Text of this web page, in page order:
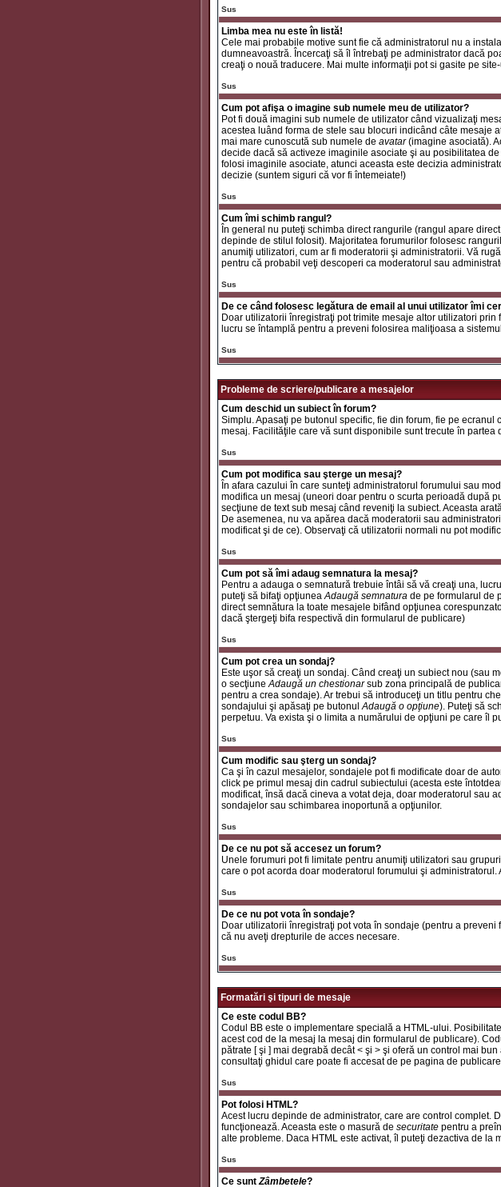
Sus
Limba mea nu este în listă!
Cele mai probabile motive sunt fie că administratorul nu a
dumneavoastră. Încercaţi să îl întrebaţi pe administrator dacă
creaţi o nouă traducere. Mai multe informaţii pot si gasite pe
Sus
Cum pot afişa o imagine sub numele meu de utilizator?
Pot fi două imagini sub numele de utilizator când vizualizaţi
acestea luând forma de stele sau blocuri indicând câte mesaje
mai mare cunoscută sub numele de avatar(imagine asociată).
decide dacă să activeze imaginile asociate şi au posibilitatea
folosi imaginile asociate, atunci aceasta este decizia
decizie (suntem siguri că vor fi întemeiate!)
Sus
Cum îmi schimb rangul?
În general nu puteţi schimba direct rangurile (rangul apare
depinde de stilul folosit). Majoritatea forumurilor folosesc
anumiţi utilizatori, cum ar fi moderatorii şi administratorii. Vă
pentru că probabil veţi descoperi ca moderatorul sau
Sus
De ce când folosesc legătura de email al unui utilizator îmi
Doar utilizatorii înregistraţi pot trimite mesaje altor utilizatori
lucru se întamplă pentru a preveni folosirea maliţioasa a
Sus
Probleme de scriere/publicare a mesajelor
Cum deschid un subiect în forum?
Simplu. Apasaţi pe butonul specific, fie din forum, fie pe
mesaj. Facilităţile care vă sunt disponibile sunt trecute în partea
Sus
Cum pot modifica sau şterge un mesaj?
În afara cazului în care sunteţi administratorul forumului sau
modifica un mesaj (uneori doar pentru o scurta perioadă după
secţiune de text sub mesaj când reveniţi la subiect. Aceasta
De asemenea, nu va apărea dacă moderatorii sau
modificat şi de ce). Observaţi că utilizatorii normali nu pot
Sus
Cum pot să îmi adaug semnatura la mesaj?
Pentru a adauga o semnatură trebuie întâi să vă creaţi una,
puteţi să bifaţi opţiuneaAdaugă semnatura de pe formularul de
direct semnătura la toate mesajele bifând opţiunea
dacă ştergeţi bifa respectivă din formularul de publicare)
Sus
Cum pot crea un sondaj?
Este uşor să creaţi un sondaj. Când creaţi un subiect nou (sau
o secţiuneAdaugă un chestionarsub zona principală de
pentru a crea sondaje). Ar trebui să introduceţi un titlu pentru
sondajului şi apăsaţi pe butonulAdaugă o opţiune). Puteţi să
perpetuu. Va exista şi o limita a numărului de opţiuni pe care îl
Sus
Cum modific sau şterg un sondaj?
Ca şi în cazul mesajelor, sondajele pot fi modificate doar de
click pe primul mesaj din cadrul subiectului (acesta este
modificat, însă dacă cineva a votat deja, doar moderatorul sau
sondajelor sau schimbarea inoportună a opţiunilor.
Sus
De ce nu pot să accesez un forum?
Unele forumuri pot fi limitate pentru anumiţi utilizatori sau
care o pot acorda doar moderatorul forumului şi administratorul.
Sus
De ce nu pot vota în sondaje?
Doar utilizatorii înregistraţi pot vota în sondaje (pentru a
că nu aveţi drepturile de acces necesare.
Sus
Formatări şi tipuri de mesaje
Ce este codul BB?
Codul BB este o implementare specială a HTML-ului.
acest cod de la mesaj la mesaj din formularul de publicare).
pătrate [ şi ] mai degrabă decât < şi > şi oferă un control mai
consultaţi ghidul care poate fi accesat de pe pagina de
Sus
Pot folosi HTML?
Acest lucru depinde de administrator, care are control complet.
funcţionează. Aceasta este o masură de securitate pentru a
alte probleme. Daca HTML este activat, îl puteţi dezactiva de la
Sus
Ce suntZâmbetele?